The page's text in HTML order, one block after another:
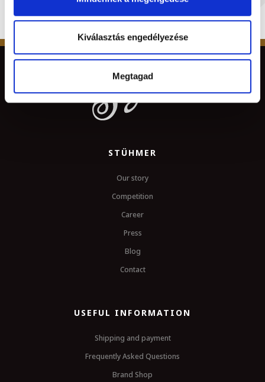
Kiválasztás engedélyezése
Megtagad
STÜHMER
Our story
Competition
Career
Press
Blog
Contact
USEFUL INFORMATION
Shipping and payment
Frequently Asked Questions
Brand Shop